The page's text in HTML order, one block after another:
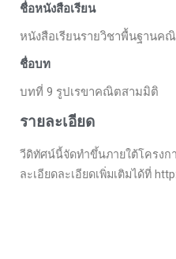
ชื่อหนังสือเรียน
หนังสือเรียนรายวิชาพื้นฐานค
ชื่อบท
บทที่ 9 รูปเรขาคณิตสามมิติ
รายละเอียด
วีดิทัศน์นี้จัดทำขึ้นภายใต้โครงก
ละเอียดละเอียดเพิ่มเติมได้ที่